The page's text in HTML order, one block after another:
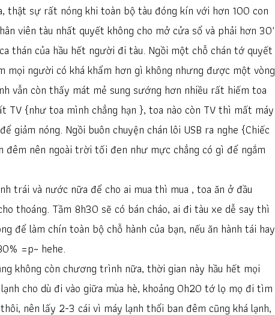
thật sự rất nóng khi toàn bộ tàu đóng kín với hơn 100 con
viên tàu nhất quyết không cho mở cửa sổ và phải hơn 30′
thán của hầu hết người đi tàu. Ngồi một chỗ chán tớ quyết
mọi người có khá khẩm hơn gì không nhưng được một vòng
vẫn còn thấy mát mẻ sung sướng hơn nhiều rất hiếm toa
TV {như toa mình chẳng hạn }, toa nào còn TV thì mất máy
giảm nóng. Ngồi buôn chuyện chán lôi USB ra nghe {Chiếc
đêm nên ngoài trời tối đen như mực chẳng có gì để ngắm
trái và nước nữa để cho ai mua thì mua , toa ăn ở đầu
thoáng. Tầm 8h30 sẽ có bán cháo, ai đi tàu xe dễ say thì
để làm chín toàn bộ chỗ hành của bạn, nếu ăn hành tái hay
=p~ hehe.
không còn chương trình nữa, thời gian này hầu hết mọi
cho dù đi vào giữa mùa hè, khoảng 0h20 tớ lọ mọ đi tìm
nên lấy 2-3 cái vì máy lạnh thổi ban đêm cũng khá lạnh,